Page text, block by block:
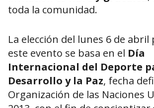
toda la comunidad.
La elección del lunes 6 de
este evento se basa en el Día
Internacional del Deporte
Desarrollo y la Paz, fecha
Organización de las Naciones